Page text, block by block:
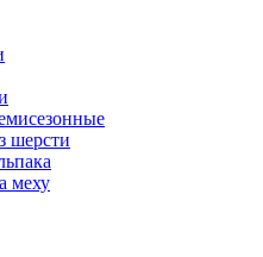
шерсти
меху